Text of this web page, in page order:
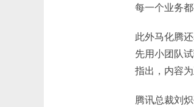
每一个业务
此外马化腾
先用小团队
指出，内容
腾讯总裁刘